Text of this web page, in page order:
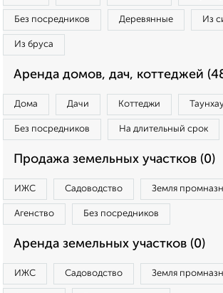
Без посредников Деревянные Из
Из бруса
Аренда домов, дач, коттеджей
Дома Дачи Коттеджи
Без посредников На длительный срок
Продажа земельных участков (0)
ИЖС Садоводство Земля
Агенство Без посредников
Аренда земельных участков (0)
ИЖС Садоводство Земля